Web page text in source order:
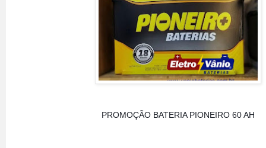
PROMOÇÃO BATERIA PIONEIRO 60 AH